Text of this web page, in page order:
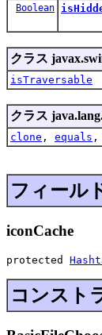
Boolean
クラス
isTraversable
クラス
clone , equals ,
フィール
iconCache
protected
コンスト